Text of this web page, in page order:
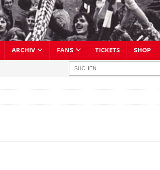
ARCHIV FANS TICKETS SHOP